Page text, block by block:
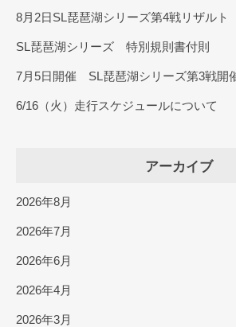
8月2日SL琵琶湖シリーズ第4戦リザルト
SL琵琶湖シリーズ 特別規則書付則
7月5日開催 SL琵琶湖シリーズ第3戦開
6/16（火）走行スケジュールについて
アーカイブ
2026年8月
2026年7月
2026年6月
2026年4月
2026年3月